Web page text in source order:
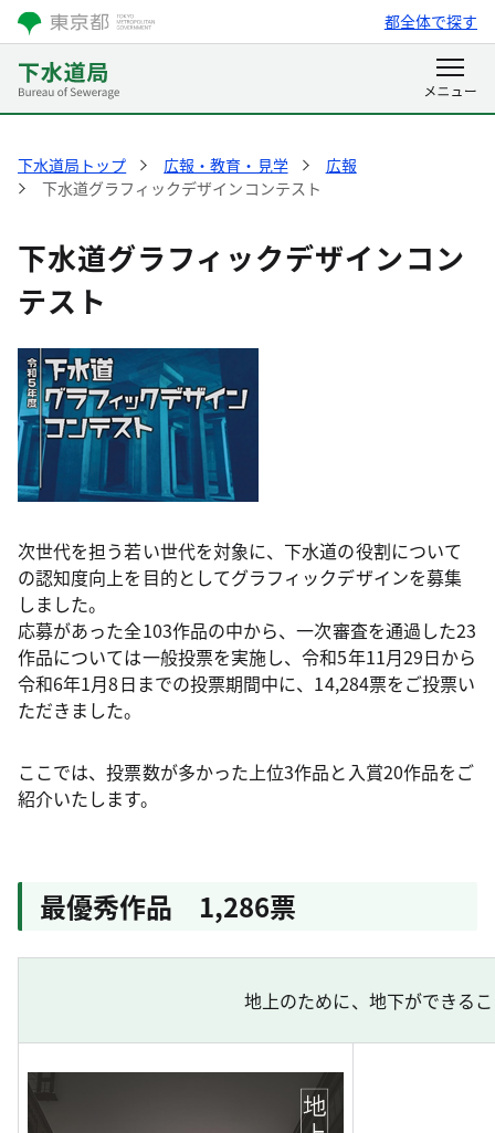
都全体で探す
下水道局トップ 広報・教育・見学
広報
下水道グラフィックデザインコンテスト
下水道グラフィックデザインコン
テスト
次世代を担う若い世代を対象に、下水道の役割について
の認知度向上を目的としてグラフィックデザインを募集
しました。
応募があった全103作品の中から、一次審査を通過した23
作品については一般投票を実施し、令和5年11月29日から
令和6年1月8日までの投票期間中に、14,284票をご投票い
ただきました。
ここでは、投票数が多かった上位3作品と入賞20作品をご
紹介いたします。
最優秀作品 1,286票
地上のために、地下ができる